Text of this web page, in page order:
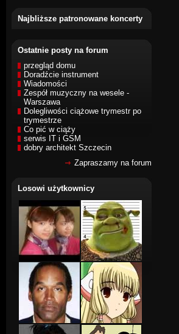
Najbliższe patronowane koncerty
Ostatnie posty na forum
przegląd domu
Doradźcie instrument
Wiadomości
Zespół muzyczny na wesele -
Warszawa
Dolegliwości ciążowe trymestr po
trymestrze
Co pić w ciąży
serwis IT i GSM
dobry architekt Szczecin
Zapraszamy na forum
Losowi użytkownicy